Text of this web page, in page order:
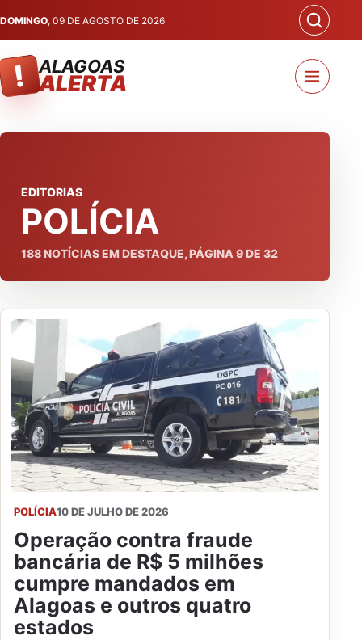
DOMINGO, 09 DE AGOSTO DE 2026
! ALAGOAS
ALERTA
EDITORIAS
POLÍCIA
188NOTÍCIAS EM DESTAQUE, PÁGINA 9DE 32
POLÍCIA10 DE JULHO DE 2026
Operação contra fraude
bancária de R$ 5 milhões
cumpre mandados em
Alagoas e outros quatro
estados